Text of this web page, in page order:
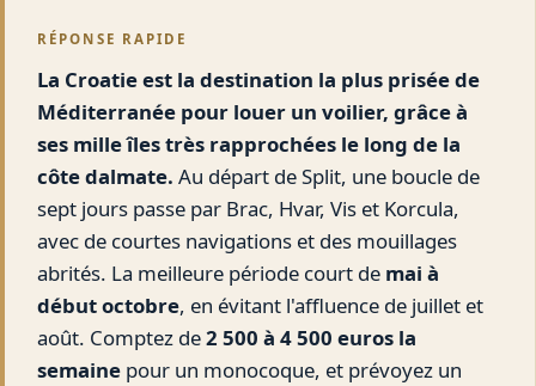
RÉPONSE RAPIDE
La Croatie est la destination la plus prisée de
Méditerranée pour louer un voilier, grâce à
ses mille îles très rapprochées le long de la
côte dalmate. Au départ de Split, une boucle de
sept jours passe par Brac, Hvar, Vis et Korcula,
avec de courtes navigations et des mouillages
abrités. La meilleure période court de mai à
début octobre, en évitant l'affluence de juillet et
août. Comptez de2 500 à 4 500 euros la
semaine pour un monocoque, et prévoyez un